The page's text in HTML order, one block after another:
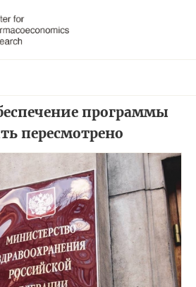
программы
пересмотрено